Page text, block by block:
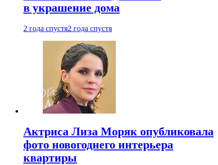
в украшение дома
2 года спустя2 года спустя
Актриса Лиза Моряк опубликовала
фото новогоднего интерьера
квартиры